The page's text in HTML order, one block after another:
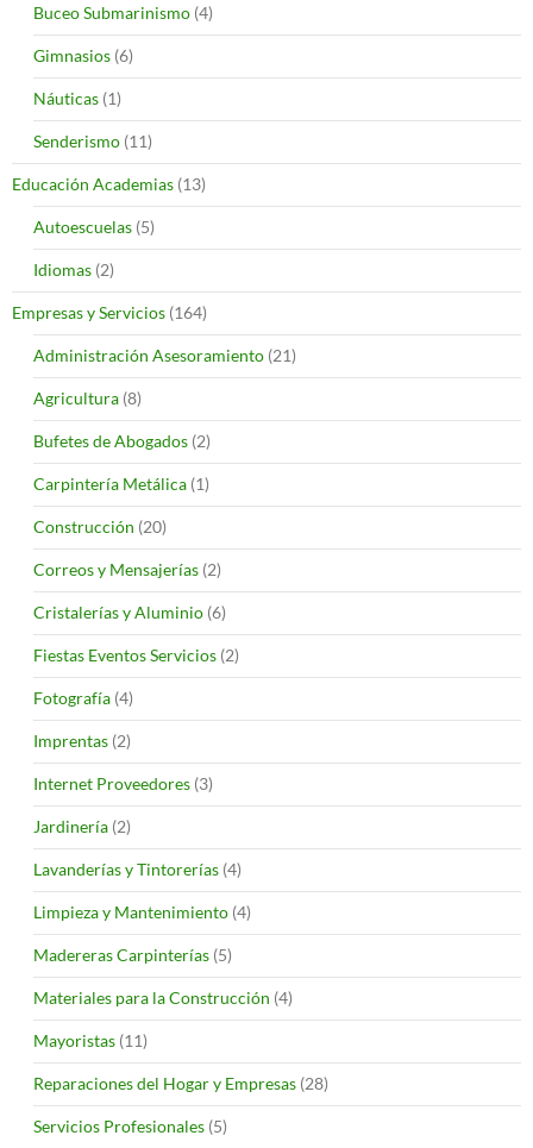
Buceo Submarinismo (4)
Gimnasios (6)
Náuticas (1)
Senderismo (11)
Educación Academias (13)
Autoescuelas (5)
Idiomas (2)
Empresas y Servicios (164)
Administración Asesoramiento (21)
Agricultura (8)
Bufetes de Abogados (2)
Carpintería Metálica (1)
Construcción (20)
Correos y Mensajerías (2)
Cristalerías y Aluminio (6)
Fiestas Eventos Servicios (2)
Fotografía (4)
Imprentas (2)
Internet Proveedores (3)
Jardinería (2)
Lavanderías y Tintorerías (4)
Limpieza y Mantenimiento (4)
Madereras Carpinterías (5)
Materiales para la Construcción (4)
Mayoristas (11)
Reparaciones del Hogar y Empresas (28)
Servicios Profesionales (5)